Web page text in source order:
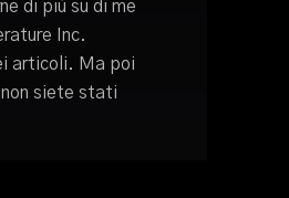
di più su di me
Inc.
articoli. Ma poi
siete stati